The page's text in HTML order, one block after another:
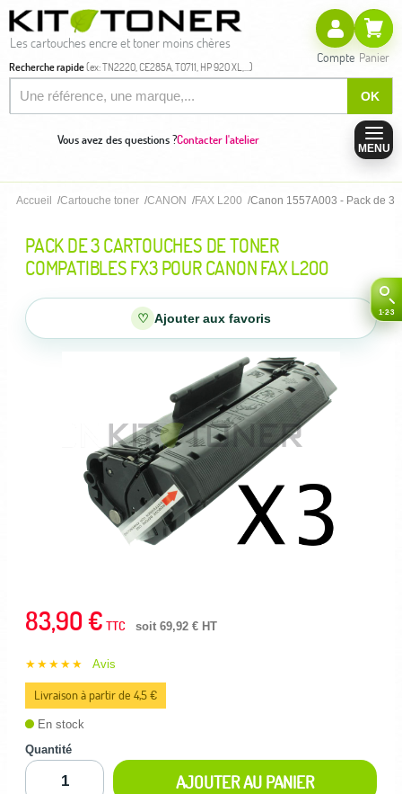
Les cartouches encre et toner moins chères
Recherche rapide(ex: TN2220, CE285A, T0711, HP 920 XL,...)
OK
Compte Panier
Vous avez des questions ?Contacter l'atelier
MENU
Accueil Cartouche toner CANON FAX L200 Canon 1557A003 - Pack de 3
PACK DE 3 CARTOUCHES DE TONER
COMPATIBLES FX3 POUR CANON FAX L200
♡ Ajouter aux favoris
83,90 € TTC soit 69,92 € HT
★★★★★ Avis
Livraison à partir de 4,5 €
En stock
Quantité
AJOUTER AU PANIER